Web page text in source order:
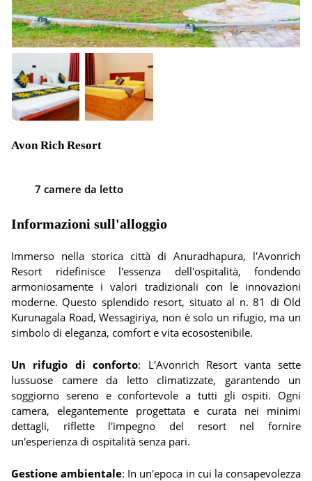
Avon Rich Resort
7 camere da letto
Informazioni sull'alloggio
Immerso nella storica città di Anuradhapura, l'Avonrich
Resort ridefinisce l'essenza dell'ospitalità, fondendo
armoniosamente i valori tradizionali con le innovazioni
moderne. Questo splendido resort, situato al n. 81 di Old
Kurunagala Road, Wessagiriya, non è solo un rifugio, ma un
simbolo di eleganza, comfort e vita ecosostenibile.
Un rifugio di conforto: L'Avonrich Resort vanta sette
lussuose camere da letto climatizzate, garantendo un
soggiorno sereno e confortevole a tutti gli ospiti. Ogni
camera, elegantemente progettata e curata nei minimi
dettagli, riflette l'impegno del resort nel fornire
un'esperienza di ospitalità senza pari.
Gestione ambientale: In un'epoca in cui la consapevolezza